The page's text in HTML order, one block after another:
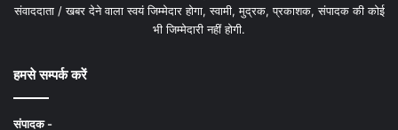
संवाददाता / खबर देने वाला स्वयं जिम्मेदार होगा, स्वामी, मुद्रक, प्रकाशक, संपादक की कोई
भी जिम्मेदारी नहीं होगी.
हमसे सम्पर्क करें
संपादक -